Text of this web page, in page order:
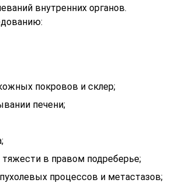
внутренних органов.
покровов и склер;
печени;
тяжести в правом подреберье;
процессов и метастазов;